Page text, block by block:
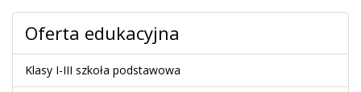
Oferta edukacyjna
Klasy I-III szkoła podstawowa